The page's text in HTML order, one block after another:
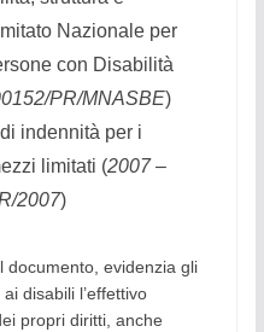
Nazionale per
con Disabilità
PR/MNASBE)
indennità per i
limitati (2007 –
2007)
documento, evidenzia gli
disabili l’effettivo
propri diritti, anche